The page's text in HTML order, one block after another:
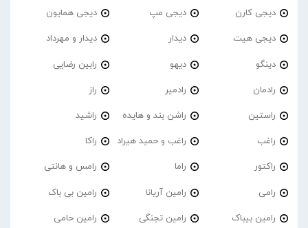
دیجی کارن دیجی مپ دیجی همایون
دیجی هیت دیدار دیدار و مهرداد
دینگو دیهو رابین رضایی
رادمان رادمیر راز
راستین راشن بند و هایده راشید
راغب راغب و حمید هیراد راکا
راکتور راما رامس و هانتی
رامی رامین آریانا رامین بی باک
رامین بیباک رامین تجنگی رامین حامی